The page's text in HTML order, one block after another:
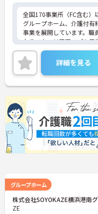
全国170事業所（FC含む）
グループホーム、介護付
事業を展開しています。職
おり、キャリアアップも目
遇面の良さも魅力の一つ！
接対策ポイントなど、さら
すのでお気軽にご相談くだ
詳細を見る
グループホーム
株式会社SOYOKAZE横浜港南
ZE